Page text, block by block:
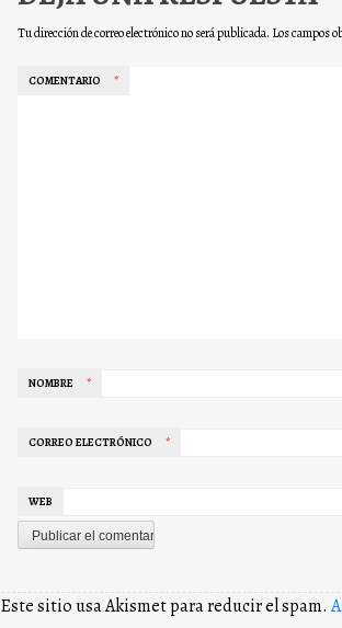
Tu dirección de correo electrónico no será publicada. Los campos
COMENTARIO *
NOMBRE *
CORREO ELECTRÓNICO *
WEB
Este sitio usa Akismet para reducir el spam.